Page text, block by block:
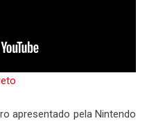
apresentado pela Nintendo